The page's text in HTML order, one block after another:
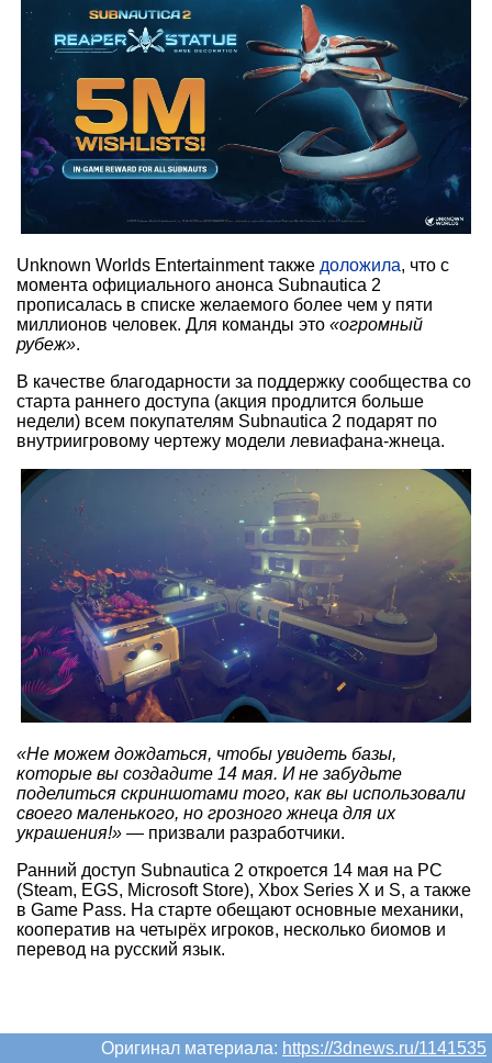
Unknown Worlds Entertainment также доложила, что с
момента официального анонса Subnautica 2
прописалась в списке желаемого более чем у пяти
миллионов человек. Для команды это «огромный
рубеж».
В качестве благодарности за поддержку сообщества со
старта раннего доступа (акция продлится больше
недели) всем покупателям Subnautica 2 подарят по
внутриигровому чертежу модели левиафана-жнеца.
«Не можем дождаться, чтобы увидеть базы,
которые вы создадите 14 мая. И не забудьте
поделиться скриншотами того, как вы использовали
своего маленького, но грозного жнеца для их
украшения!» — призвали разработчики.
Ранний доступ Subnautica 2 откроется 14 мая на PC
(Steam, EGS, Microsoft Store), Xbox Series X и S, а также
в Game Pass. На старте обещают основные механики,
кооператив на четырёх игроков, несколько биомов и
перевод на русский язык.
Оригинал материала: https://3dnews.ru/1141535